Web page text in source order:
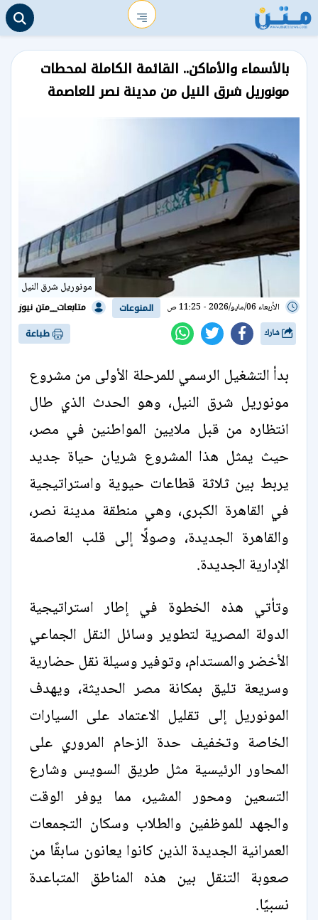
بالأسماء والأماكن.. القائمة الكاملة لمحطات
مونوريل شرق النيل من مدينة نصر للعاصمة
مونوريل شرق النيل
الأربعاء 06/مايو/2026 - 11:25 ص المنوعات متابعات__متن نيوز
طباعة
بدأ التشغيل الرسمي للمرحلة الأولى من مشروع
مونوريل شرق النيل، وهو الحدث الذي طال
انتظاره من قبل ملايين المواطنين في مصر،
حيث يمثل هذا المشروع شريان حياة جديد
يربط بين ثلاثة قطاعات حيوية واستراتيجية
في القاهرة الكبرى، وهي منطقة مدينة نصر،
والقاهرة الجديدة، وصولًا إلى قلب العاصمة
الإدارية الجديدة.
وتأتي هذه الخطوة في إطار استراتيجية
الدولة المصرية لتطوير وسائل النقل الجماعي
الأخضر والمستدام، وتوفير وسيلة نقل حضارية
وسريعة تليق بمكانة مصر الحديثة، ويهدف
المونوريل إلى تقليل الاعتماد على السيارات
الخاصة وتخفيف حدة الزحام المروري على
المحاور الرئيسية مثل طريق السويس وشارع
التسعين ومحور المشير، مما يوفر الوقت
والجهد للموظفين والطلاب وسكان التجمعات
العمرانية الجديدة الذين كانوا يعانون سابقًا من
صعوبة التنقل بين هذه المناطق المتباعدة
نسبيًا.